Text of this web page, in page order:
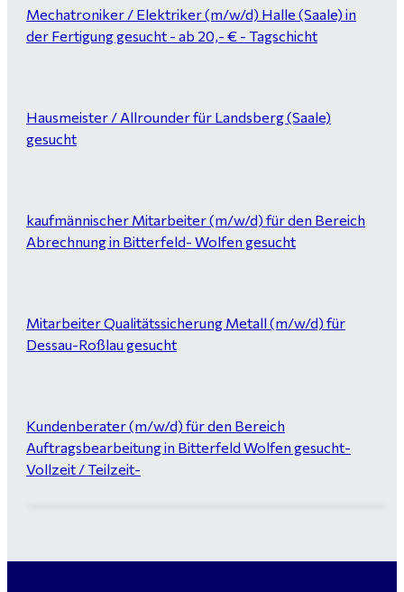
Mechatroniker / Elektriker (m/w/d) Halle (Saale) in
der Fertigung gesucht - ab 20,- € - Tagschicht
Hausmeister / Allrounder für Landsberg (Saale)
gesucht
kaufmännischer Mitarbeiter (m/w/d) für den Bereich
Abrechnung in Bitterfeld- Wolfen gesucht
Mitarbeiter Qualitätssicherung Metall (m/w/d) für
Dessau-Roßlau gesucht
Kundenberater (m/w/d) für den Bereich
Auftragsbearbeitung in Bitterfeld Wolfen gesucht-
Vollzeit / Teilzeit-